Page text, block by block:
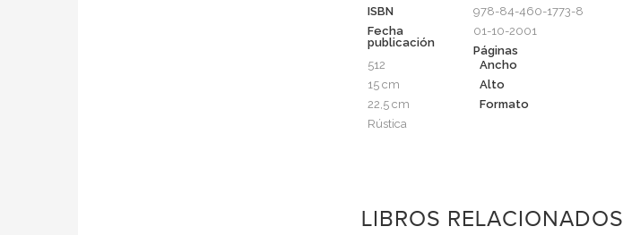
ISBN
978-84-460-1773-8
Fecha
publicación
01-10-2001
Páginas
512
Ancho
15 cm
Alto
22,5 cm
Formato
Rústica
LIBROS RELACIONADOS